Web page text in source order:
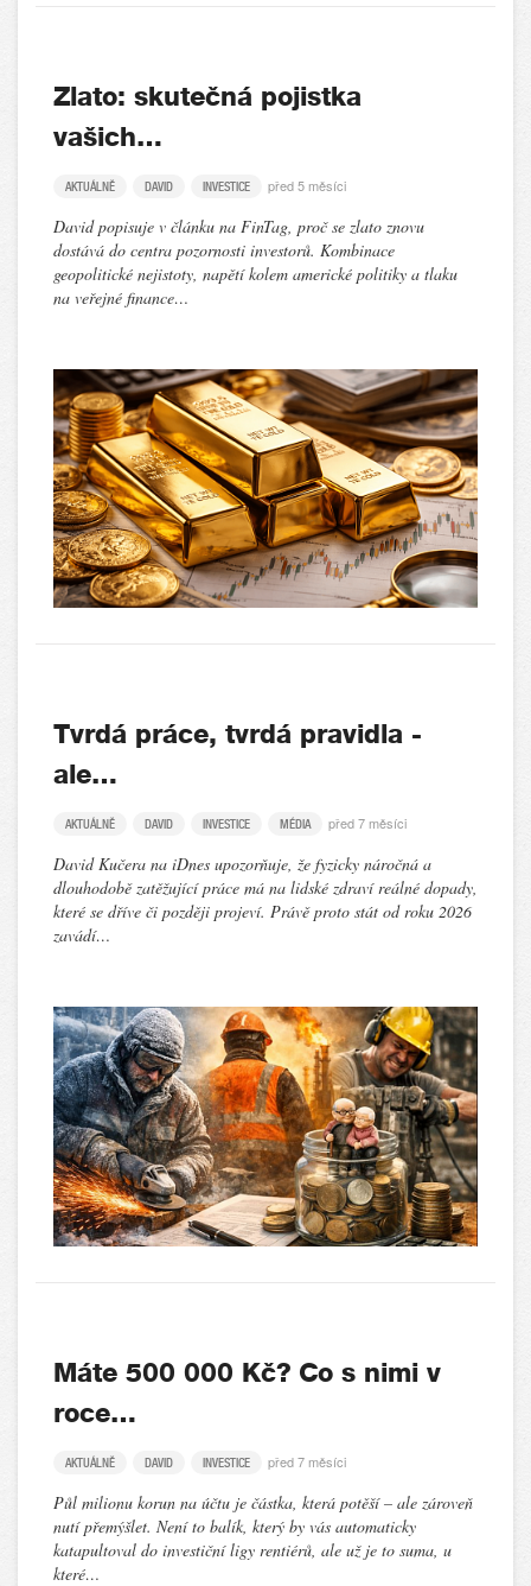
Zlato: skutečná pojistka
vašich…
AKTUÁLNĚ DAVID INVESTICE před 5 měsíci
David popisuje v článku na FinTag, proč se zlato znovu
dostává do centra pozornosti investorů. Kombinace
geopolitické nejistoty, napětí kolem americké politiky a tlaku
na veřejné finance…
Tvrdá práce, tvrdá pravidla -
ale…
AKTUÁLNĚ DAVID INVESTICE MÉDIA před 7 měsíci
David Kučera na iDnes upozorňuje, že fyzicky náročná a
dlouhodobě zatěžující práce má na lidské zdraví reálné dopady,
které se dříve či později projeví. Právě proto stát od roku 2026
zavádí…
Máte 500 000 Kč? Co s nimi v
roce…
AKTUÁLNĚ DAVID INVESTICE před 7 měsíci
Půl milionu korun na účtu je částka, která potěší – ale zároveň
nutí přemýšlet. Není to balík, který by vás automaticky
katapultoval do investiční ligy rentiérů, ale už je to suma, u
které…